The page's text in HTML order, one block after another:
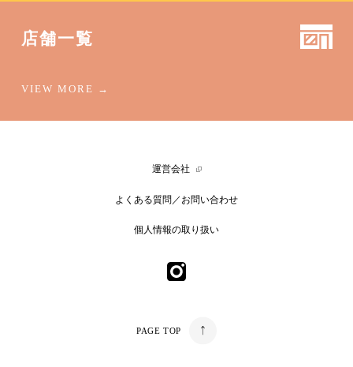
店舗一覧
運営会社
よくある質問／お問い合わせ
個人情報の取り扱い
PAGE TOP